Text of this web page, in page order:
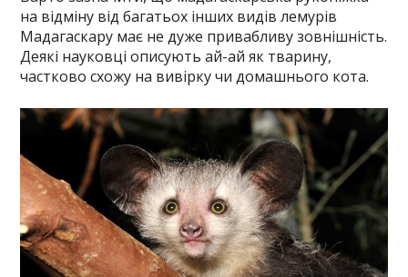
на відміну від багатьох інших видів лемурів
Мадагаскару має не дуже привабливу зовнішність.
Деякі науковці описують ай-ай як тварину,
частково схожу на вивірку чи домашнього кота.